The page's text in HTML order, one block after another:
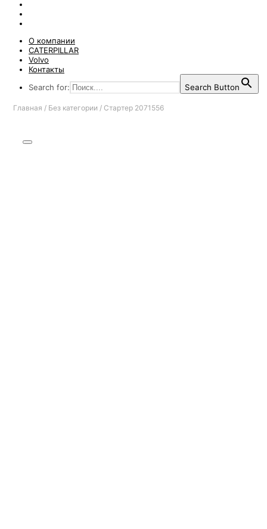
О компании
CATERPILLAR
Volvo
Контакты
Search for:
Search Button
Главная / Без категории / Стартер 2071556